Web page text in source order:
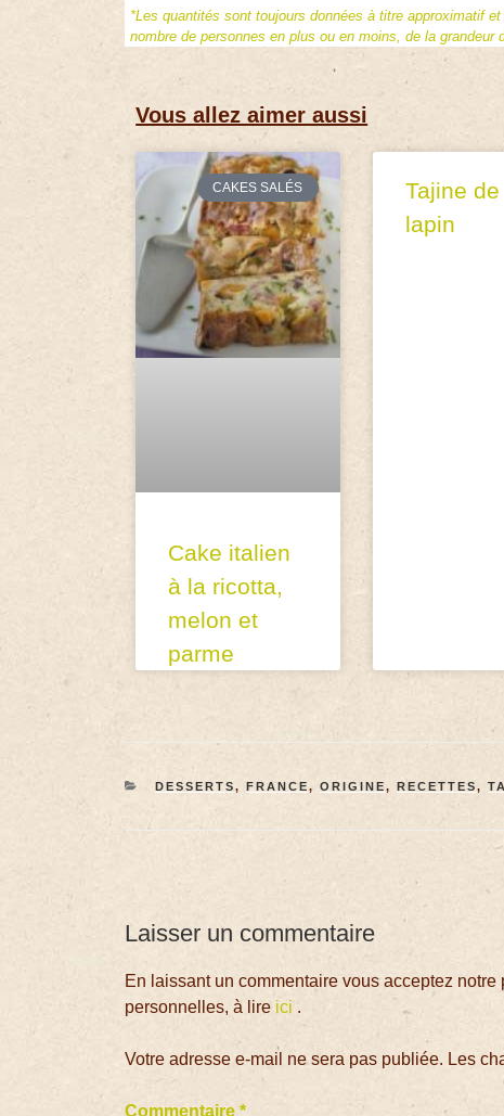
*Les quantités sont toujours données à titre approximatif
nombre de personnes en plus ou en moins, de la grandeur
Vous allez aimer aussi
CAKES SALÉS
Cake italien
à la ricotta,
melon et
parme
Tajine de
lapin
DESSERTS, FRANCE, ORIGINE, RECETTES,
Laisser un commentaire
En laissant un commentaire vous acceptez
personnelles, à lire ici .
Votre adresse e-mail ne sera pas publiée. Les
Commentaire*